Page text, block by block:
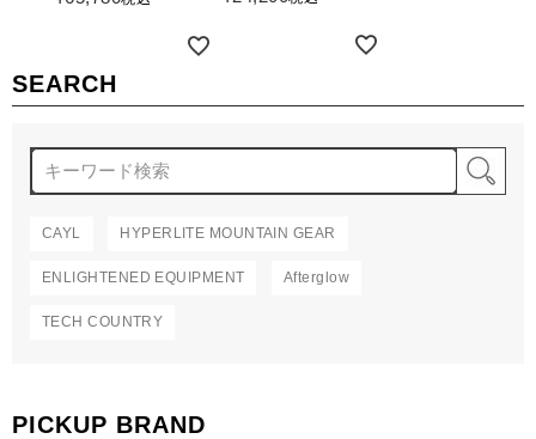
SEARCH
CAYL HYPERLITE MOUNTAIN GEAR
ENLIGHTENED EQUIPMENT Afterglow
TECH COUNTRY
PICKUP BRAND